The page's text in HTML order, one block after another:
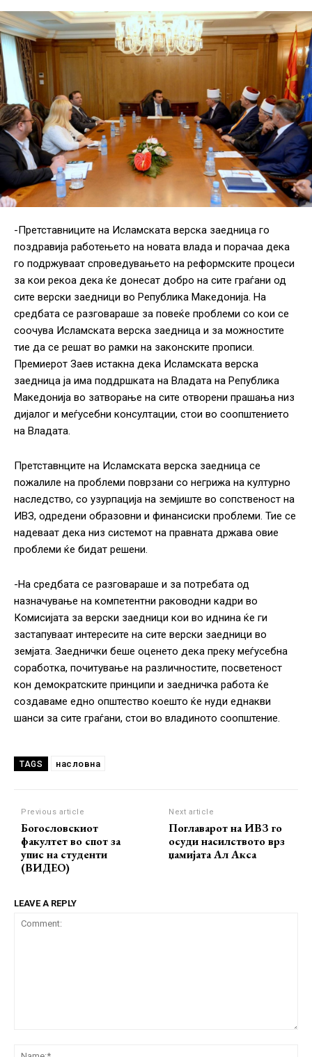
-Претставниците на Исламската верска заедница го
поздравија работењето на новата влада и порачаа дека
го подржуваат спроведувањето на реформските процеси
за кои рекоа дека ќе донесат добро на сите граѓани од
сите верски заедници во Република Македонија. На
средбата се разговараше за повеќе проблеми со кои се
соочува Исламската верска заедница и за можностите
тие да се решат во рамки на законските прописи.
Премиерот Заев истакна дека Исламската верска
заедница ја има поддршката на Владата на Република
Македонија во затворање на сите отворени прашања низ
дијалог и меѓусебни консултации, стои во соопштението
на Владата.
Претставнците на Исламската верска заедница се
пожалиле на проблеми поврзани со негрижа на културно
наследство, со узурпација на земјиште во сопственост на
ИВЗ, одредени образовни и финансиски проблеми. Тие се
надеваат дека низ системот на правната држава овие
проблеми ќе бидат решени.
-На средбата се разговараше и за потребата од
назначување на компетентни раководни кадри во
Комисијата за верски заедници кои во иднина ќе ги
застапуваат интересите на сите верски заедници во
земјата. Заеднички беше оценето дека преку меѓусебна
соработка, почитување на различностите, посветеност
кон демократските принципи и заедничка работа ќе
создаваме едно општество коешто ќе нуди еднакви
шанси за сите граѓани, стои во владиното соопштение.
TAGS насловна
Previous article
Богословскиот
факултет во спот за
упис на студенти
(ВИДЕО)
Next article
Поглаварот на ИВЗ го
осуди насилството врз
џамијата Ал Акса
LEAVE A REPLY